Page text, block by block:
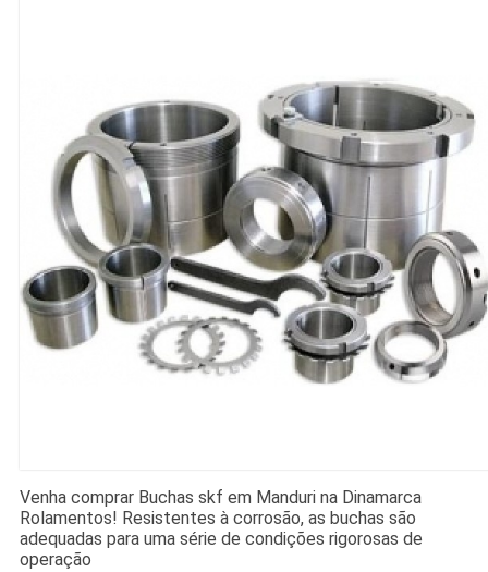
Venha comprar Buchas skf em Manduri na Dinamarca
Rolamentos! Resistentes à corrosão, as buchas são
adequadas para uma série de condições rigorosas de
operação